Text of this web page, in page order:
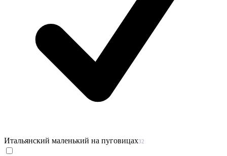
Итальянский маленький на пуговицах32